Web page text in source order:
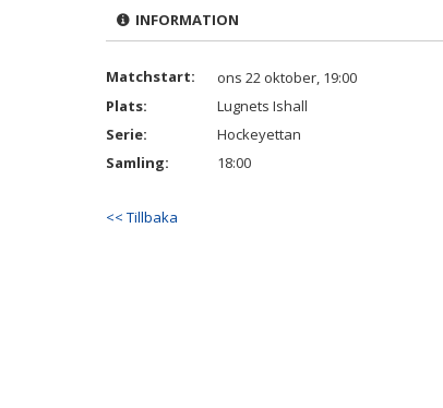
INFORMATION
Matchstart:
ons 22 oktober, 19:00
Plats:
Lugnets Ishall
Serie:
Hockeyettan
Samling:
18:00
<< Tillbaka